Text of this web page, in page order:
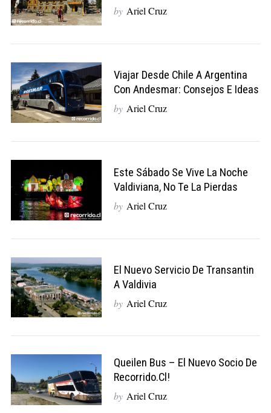
by Ariel Cruz
Viajar Desde Chile A Argentina
Con Andesmar: Consejos E Ideas
by Ariel Cruz
Este Sábado Se Vive La Noche
Valdiviana, No Te La Pierdas
by Ariel Cruz
El Nuevo Servicio De Transantin
A Valdivia
by Ariel Cruz
Queilen Bus – El Nuevo Socio De
Recorrido.cl!
by Ariel Cruz